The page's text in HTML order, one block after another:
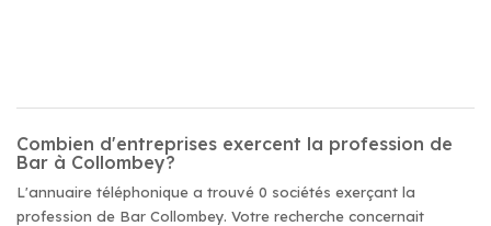
Combien d'entreprises exercent la profession de
Bar à Collombey?
L'annuaire téléphonique a trouvé 0 sociétés exerçant la
profession de Bar Collombey. Votre recherche concernait